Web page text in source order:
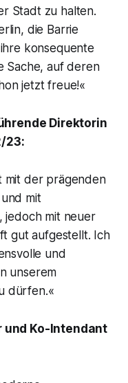
Stadt zu halten.
die Barrie
konsequente
Sache, auf deren
jetzt freue!«
Direktorin
23:
mit der prägenden
mit
jedoch mit neuer
gut aufgestellt. Ich
und
unserem
dürfen.«
und Ko-Intendant